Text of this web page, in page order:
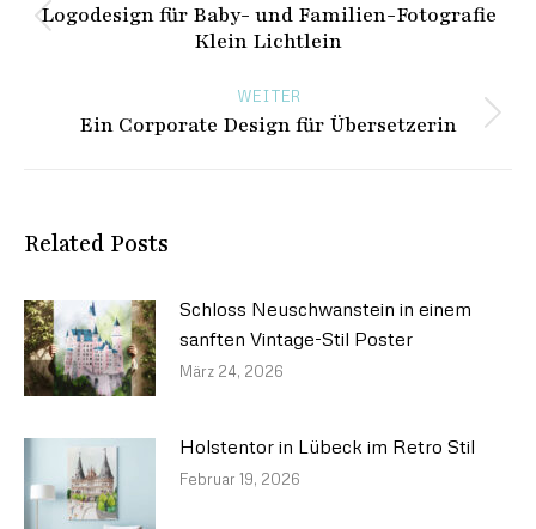
Vorheriger
Logodesign für Baby- und Familien-Fotografie
Klein Lichtlein
WEITER
Nächster
Ein Corporate Design für Übersetzerin
Related Posts
Schloss Neuschwanstein in einem
sanften Vintage-Stil Poster
März 24, 2026
Holstentor in Lübeck im Retro Stil
Februar 19, 2026